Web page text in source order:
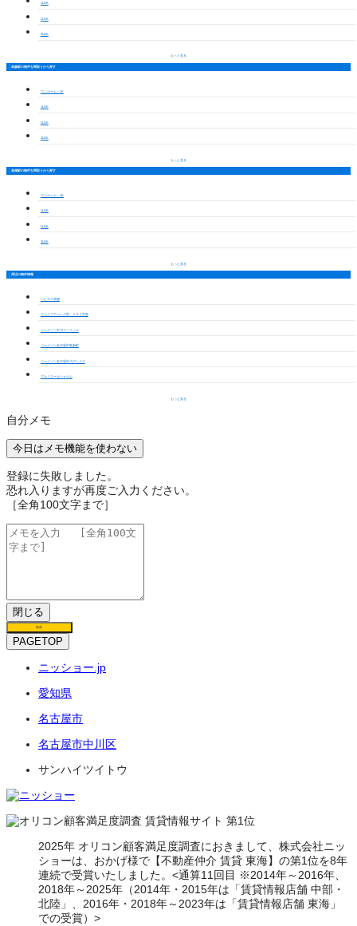
1LDK
2LDK
3LDK
もっと見る
烏森駅の物件を間取りから探す
ワンルーム・1K
1LDK
2LDK
3LDK
もっと見る
高畑駅の物件を間取りから探す
ワンルーム・1K
1LDK
2LDK
3LDK
もっと見る
周辺の物件情報
ハピネス高畑
ファミリアーレ八田 １０１号室
ジーメゾン中川コンフィエ
ジーメゾン名古屋中島新町
ジーメゾン名古屋中川グレイス
プルミエールシャルム
もっと見る
自分メモ
今日はメモ機能を使わない
登録に失敗しました。
恐れ入りますが再度ご入力ください。
［全角100文字まで］
閉じる
保存
PAGETOP
ニッショー.jp
愛知県
名古屋市
名古屋市中川区
サンハイツイトウ
2025年 オリコン顧客満足度調査におきまして、株式会社ニッ
ショーは、おかげ様で【不動産仲介 賃貸 東海】の第1位を8年
連続で受賞いたしました。<通算11回目 ※2014年～2016年、
2018年～2025年（2014年・2015年は「賃貸情報店舗 中部・
北陸」、2016年・2018年～2023年は「賃貸情報店舗 東海」
での受賞）>